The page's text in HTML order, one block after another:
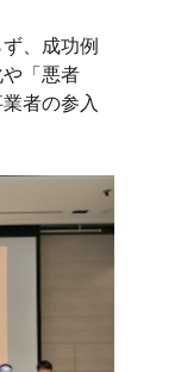
、成功例
「悪者
者の参入